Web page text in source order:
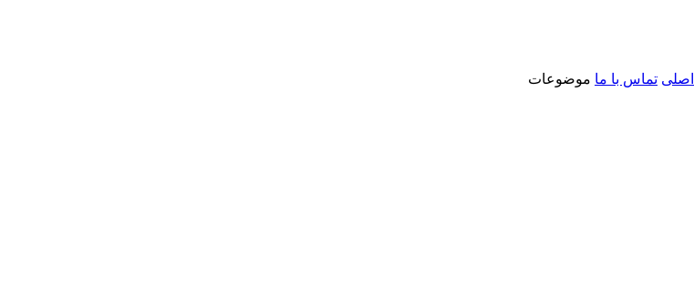
تماس با ما موضوعات